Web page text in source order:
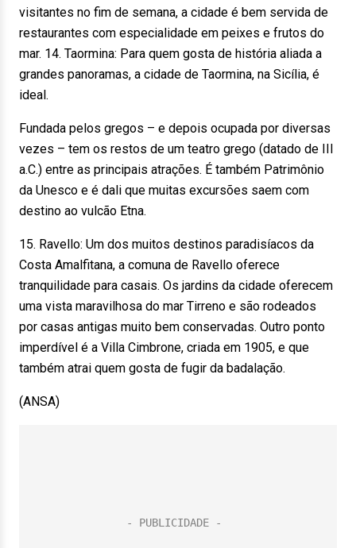
visitantes no fim de semana, a cidade é bem servida de
restaurantes com especialidade em peixes e frutos do
mar. 14. Taormina: Para quem gosta de história aliada a
grandes panoramas, a cidade de Taormina, na Sicília, é
ideal.
Fundada pelos gregos – e depois ocupada por diversas
vezes – tem os restos de um teatro grego (datado de III
a.C.) entre as principais atrações. É também Patrimônio
da Unesco e é dali que muitas excursões saem com
destino ao vulcão Etna.
15. Ravello: Um dos muitos destinos paradisíacos da
Costa Amalfitana, a comuna de Ravello oferece
tranquilidade para casais. Os jardins da cidade oferecem
uma vista maravilhosa do mar Tirreno e são rodeados
por casas antigas muito bem conservadas. Outro ponto
imperdível é a Villa Cimbrone, criada em 1905, e que
também atrai quem gosta de fugir da badalação.
(ANSA)